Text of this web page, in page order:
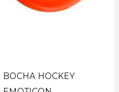
BOCHA HOCKEY